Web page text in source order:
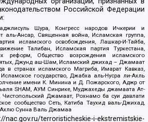
Российской Федерации
Шура, Конгресс народов Ичкерии и
аль-Ансар, Священная война, Исламская группа,
исламского освобождения, Лашкар-И-Тайба,
Талибан, Исламская партия Туркестана,
реформ, Общество возрождения исламского
Джунд аш-Шам, Исламский джихад – Джамаат
в странах исламского Магриба, Имарат Кавказ,
государство, Джабха аль-Нусра ли-Ахль
имени К. Минина и Д. Пожарского, Аджр от
SHAM, АУМ Синрике, Муджахеды джамаата Ат-
Джамаат, Рохнамо ба суи давлати
сообщество Сеть, Катиба Таухид валь-Джихад,
Сунна Валь Джамаа
nac.gov.ru/terroristicheskie-i-ekstremistskie-